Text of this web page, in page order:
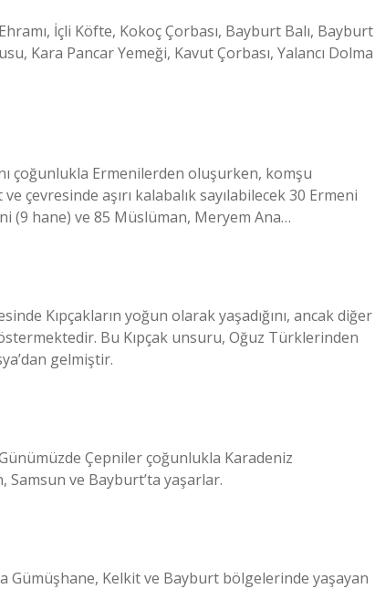
İçli Köfte, Kokoç Çorbası, Bayburt Balı, Bayburt
Kara Pancar Yemeği, Kavut Çorbası, Yalancı Dolma
çoğunlukla Ermenilerden oluşurken, komşu
aşırı kalabalık sayılabilecek 30 Ermeni
(9 hane) ve 85 Müslüman, Meryem Ana…
Kıpçakların yoğun olarak yaşadığını, ancak diğer
Bu Kıpçak unsuru, Oğuz Türklerinden
gelmiştir.
Çepniler çoğunlukla Karadeniz
ve Bayburt’ta yaşarlar.
Gümüşhane, Kelkit ve Bayburt bölgelerinde yaşayan